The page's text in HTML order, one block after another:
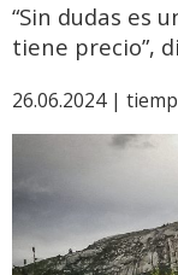
“Sin dudas es
tiene precio”,
26.06.2024 |